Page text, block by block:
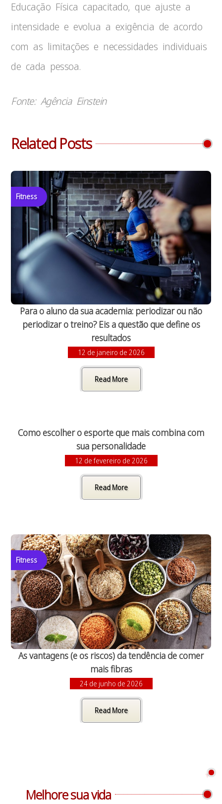
Educação Física capacitado, que ajuste a
intensidade e evolua a exigência de acordo
com as limitações e necessidades individuais
de cada pessoa.
Fonte: Agência Einstein
Related Posts
Fitness
Para o aluno da sua academia: periodizar ou não
periodizar o treino? Eis a questão que define os
resultados
12 de janeiro de 2026
Read More
Como escolher o esporte que mais combina com
sua personalidade
12 de fevereiro de 2026
Read More
Fitness
As vantagens (e os riscos) da tendência de comer
mais fibras
24 de junho de 2026
Read More
Melhore sua vida